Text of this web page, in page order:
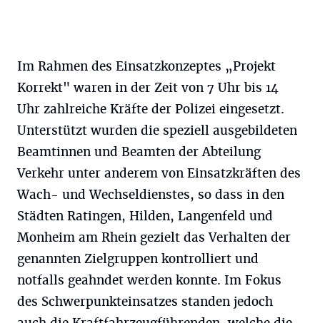
Im Rahmen des Einsatzkonzeptes „Projekt
Korrekt" waren in der Zeit von 7 Uhr bis 14
Uhr zahlreiche Kräfte der Polizei eingesetzt.
Unterstützt wurden die speziell ausgebildeten
Beamtinnen und Beamten der Abteilung
Verkehr unter anderem von Einsatzkräften des
Wach- und Wechseldienstes, so dass in den
Städten Ratingen, Hilden, Langenfeld und
Monheim am Rhein gezielt das Verhalten der
genannten Zielgruppen kontrolliert und
notfalls geahndet werden konnte. Im Fokus
des Schwerpunkteinsatzes standen jedoch